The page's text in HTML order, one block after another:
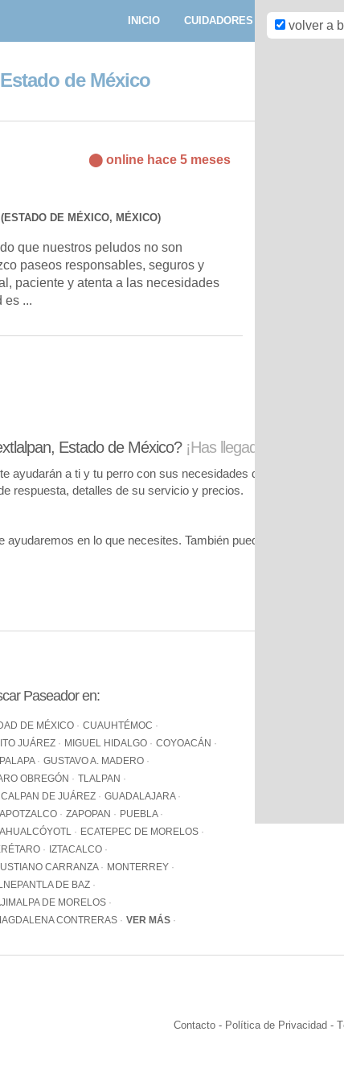
INICIO CUIDADORES
de México
⬤ online hace 5 meses
DE MÉXICO, MÉXICO)
que nuestros peludos no son
paseos responsables, seguros y
paciente y atenta a las necesidades
es ...
volver a
Estado de México? ¡Has llegado al lugar
ayudarán a ti y tu perro con sus necesidades de cuidado.
respuesta, detalles de su servicio y precios.
ayudaremos en lo que necesites. También puedes visitar
Paseador en:
DE MÉXICO
CUAUHTÉMOC
JUÁREZ
MIGUEL HIDALGO
COYOACÁN
GUSTAVO A. MADERO
OBREGÓN
TLALPAN
DE JUÁREZ
GUADALAJARA
ZAPOPAN
PUEBLA
ECATEPEC DE MORELOS
IZTACALCO
CARRANZA
MONTERREY
DE BAZ
DE MORELOS
CONTRERAS
VER MÁS
Contacto - Política de Privacidad -